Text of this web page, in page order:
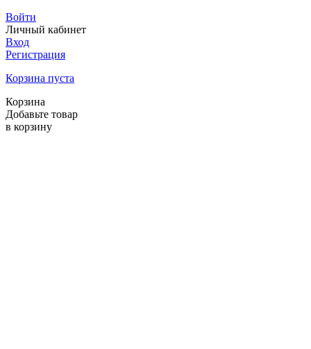
Войти
Личный кабинет
Вход
Регистрация
Корзина пуста
Корзина
Добавьте товар
в корзину